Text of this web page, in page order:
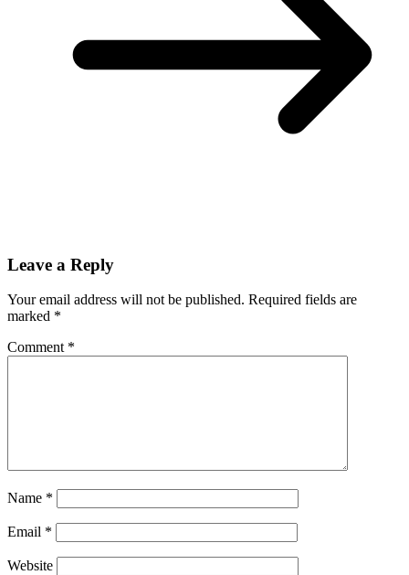
Leave a Reply
Your email address will not be published. Required fields are
marked *
Comment *
Name *
Email *
Website